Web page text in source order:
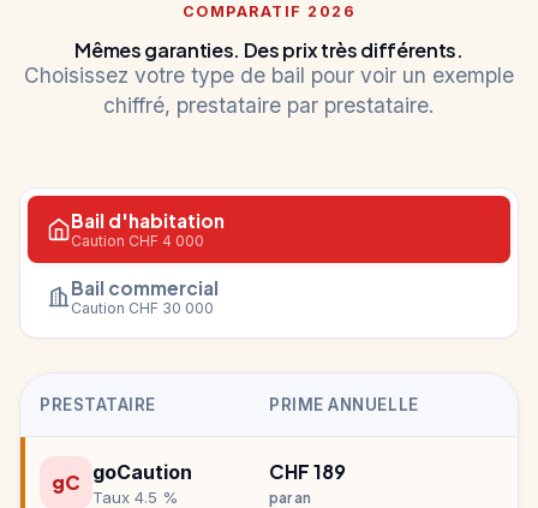
COMPARATIF 2026
Mêmes garanties. Des prix très différents.
Choisissez votre type de bail pour voir un exemple
chiffré, prestataire par prestataire.
Bail d'habitation
Caution CHF 4 000
Bail commercial
Caution CHF 30 000
PRESTATAIRE PRIME ANNUELLE
gC goCaution
Taux 4.5 %
CHF 189
par an